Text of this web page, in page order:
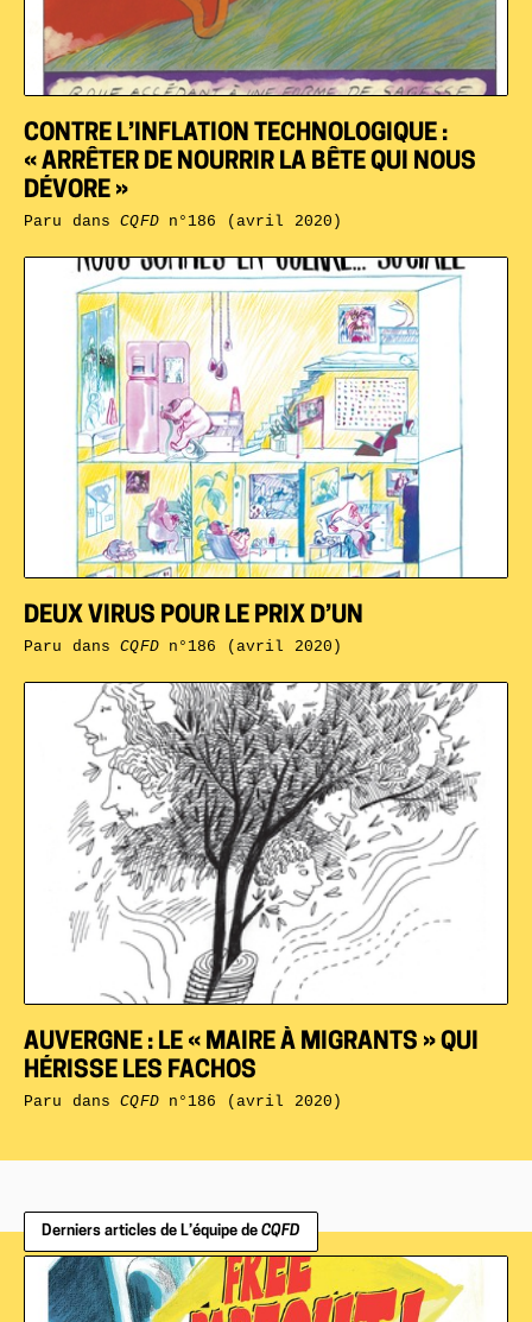
AUVERGNE : LE « MAIRE À MIGRANTS » QUI
HÉRISSE LES FACHOS
Paru dansCQFDn°186 (avril 2020)
DEUX VIRUS POUR LE PRIX D’UN
Paru dansCQFDn°186 (avril 2020)
CONTRE L’INFLATION TECHNOLOGIQUE :
« ARRÊTER DE NOURRIR LA BÊTE QUI NOUS
DÉVORE »
Paru dansCQFDn°186 (avril 2020)
Derniers articles de L’équipe de CQFD